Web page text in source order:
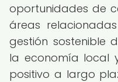
oportunidades de
áreas
gestión sostenible
la economía local
positivo a largo